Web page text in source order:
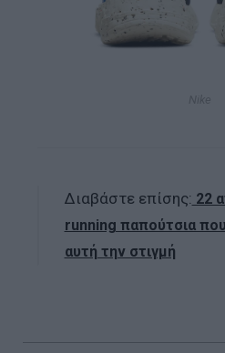
Διαβάστε επίσης: 22
running παπούτσια
αυτή την στιγμή